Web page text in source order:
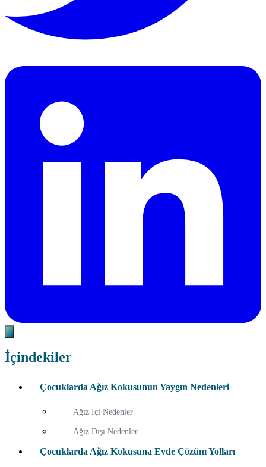
İçindekiler
Çocuklarda Ağız Kokusunun Yaygın Nedenleri
Ağız İçi Nedenler
Ağız Dışı Nedenler
Çocuklarda Ağız Kokusuna Evde Çözüm Yolları